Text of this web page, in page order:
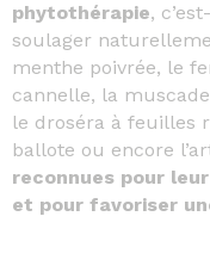
phytothérapie,
soulager
menthe poivrée, le
cannelle, la
le droséra à feuilles
ballote ou encore
reconnues pour
et pour favoriser